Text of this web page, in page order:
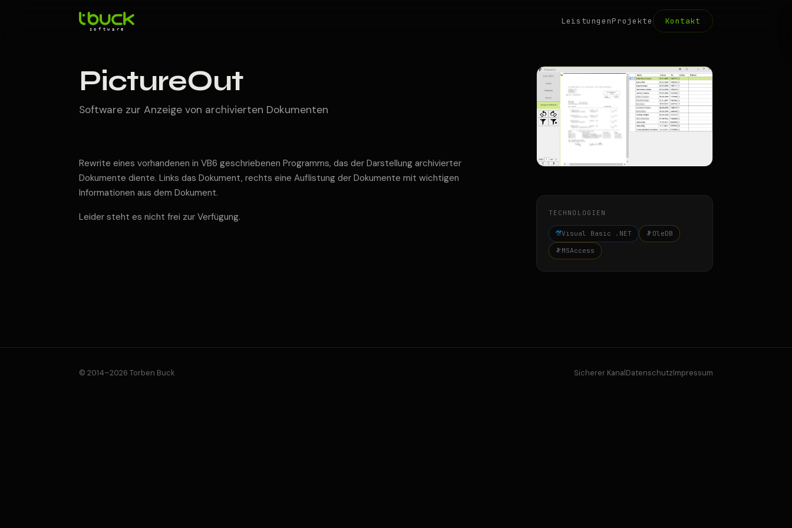
LeistungenProjekte Kontakt
PictureOut
Software zur Anzeige von archivierten Dokumenten
Rewrite eines vorhandenen in VB6 geschriebenen Programms, das der Darstellung archivierter
Dokumente diente. Links das Dokument, rechts eine Auflistung der Dokumente mit wichtigen
Informationen aus dem Dokument.
Leider steht es nicht frei zur Verfügung. TECHNOLOGIEN
Visual Basic .NET OleDB
MSAccess
© 2014–2026 Torben Buck Sicherer KanalDatenschutzImpressum